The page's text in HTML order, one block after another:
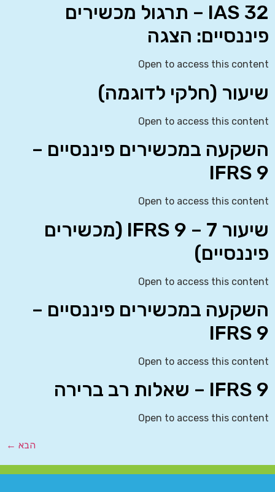
IAS 32 – תרגול מכשירים
פיננסיים: הצגה
Open to access this content
שיעור (חלקי לדוגמה)
Open to access this content
השקעה במכשירים פיננסיים –
IFRS 9
Open to access this content
שיעור 7 – IFRS 9 (מכשירים
פיננסיים)
Open to access this content
השקעה במכשירים פיננסיים –
IFRS 9
Open to access this content
IFRS 9 – שאלות רב ברירה
Open to access this content
הבא ←